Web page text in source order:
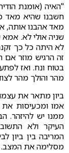
"האיה (אומנת
חשבנו שהיא מאד
מאד אהבנו אותה,
שניה אולי לא.
לא היתה כל כך
זה הרגיש מוזר
בטוח ונח. ואז
מהר והולך מהר
ביון מתאר את
אמו ומכעיסות את
ממנו יש להיזהר.
העיקר ולא
המריבה בין ביון
מסלימה את המצב.